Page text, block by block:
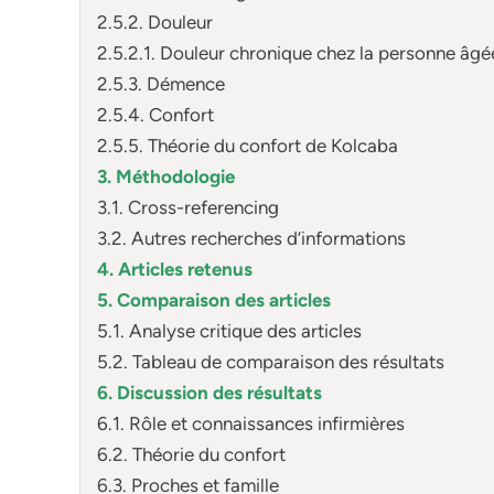
2.5.2. Douleur
2.5.2.1. Douleur chronique chez la personne
2.5.3. Démence
2.5.4. Confort
2.5.5. Théorie du confort de Kolcaba
3. Méthodologie
3.1. Cross-referencing
3.2. Autres recherches d’informations
4. Articles retenus
5. Comparaison des articles
5.1. Analyse critique des articles
5.2. Tableau de comparaison des résultats
6. Discussion des résultats
6.1. Rôle et connaissances infirmières
6.2. Théorie du confort
6.3. Proches et famille